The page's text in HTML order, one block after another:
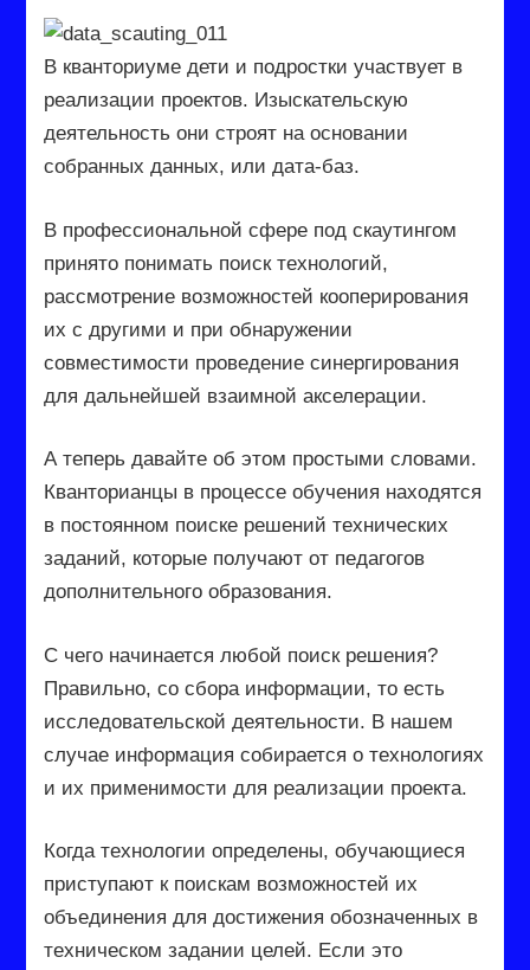
В кванториуме дети и подростки участвует в
реализации проектов. Изыскательскую
деятельность они строят на основании
собранных данных, или дата-баз.
В профессиональной сфере под скаутингом
принято понимать поиск технологий,
рассмотрение возможностей кооперирования
их с другими и при обнаружении
совместимости проведение синергирования
для дальнейшей взаимной акселерации.
А теперь давайте об этом простыми словами.
Кванторианцы в процессе обучения находятся
в постоянном поиске решений технических
заданий, которые получают от педагогов
дополнительного образования.
С чего начинается любой поиск решения?
Правильно, со сбора информации, то есть
исследовательской деятельности. В нашем
случае информация собирается о технологиях
и их применимости для реализации проекта.
Когда технологии определены, обучающиеся
приступают к поискам возможностей их
объединения для достижения обозначенных в
техническом задании целей. Если это